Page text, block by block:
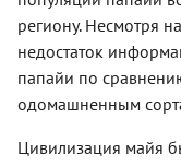
региону. Несмотря
недостаток
папайи по
одомашненным
Цивилизация майя